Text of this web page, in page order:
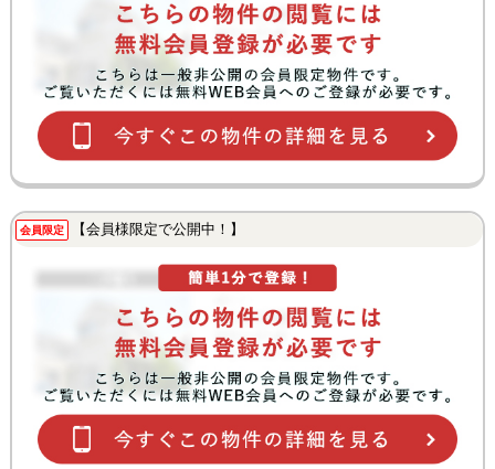
会員限定 【会員様限定で公開中！】